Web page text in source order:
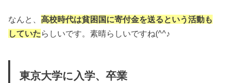
なんと、高校時代は貧困国に寄付金を送るという活動も
していたらしいです。素晴らしいですね(^^♪
東京大学に入学、卒業